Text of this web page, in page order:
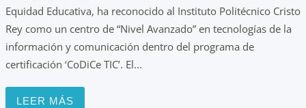
Equidad Educativa, ha reconocido al Instituto Politécnico Cristo
Rey como un centro de “Nivel Avanzado” en tecnologías de la
información y comunicación dentro del programa de
certificación ‘CoDiCe TIC’. El...
LEER MÁS